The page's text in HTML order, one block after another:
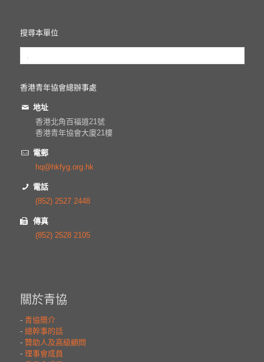
搜尋本單位
香港青年協會總辦事處
地址
香港北角百福道21號
香港青年協會大廈21樓
電郵
hq@hkfyg.org.hk
電話
(852) 2527 2448
傳真
(852) 2528 2105